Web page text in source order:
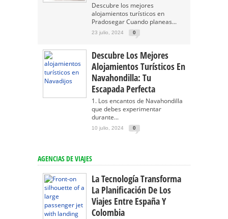
Descubre los mejores
alojamientos turísticos en
Pradosegar Cuando planeas...
23 julio, 2024 0
Descubre Los Mejores
Alojamientos Turísticos En
Navahondilla: Tu
Escapada Perfecta
1. Los encantos de Navahondilla
que debes experimentar
durante...
10 julio, 2024 0
AGENCIAS DE VIAJES
La Tecnología Transforma
La Planificación De Los
Viajes Entre España Y
Colombia